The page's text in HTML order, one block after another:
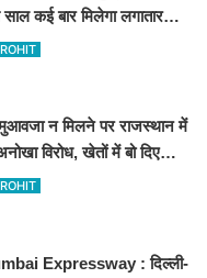
कई बार मिलेगा लगातार
न मिलने पर राजस्थान में
विरोध, खेतों में बो दिए
के नोट, वीडियो वायरल
Expressway : दिल्ली-